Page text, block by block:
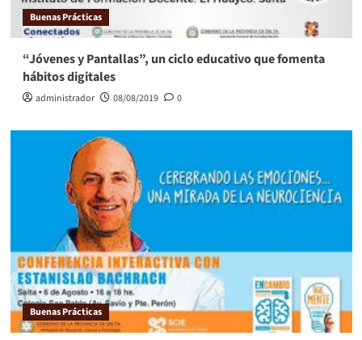
Buenas Prácticas
“Jóvenes y Pantallas”, un ciclo educativo que fomenta
hábitos digitales
administrador 08/08/2019 0
Buenas Prácticas